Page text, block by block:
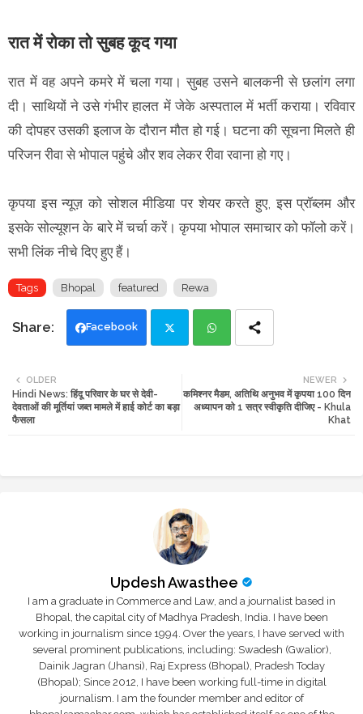
रात में रोका तो सुबह कूद गया
रात में वह अपने कमरे में चला गया। सुबह उसने बालकनी से छलांग लगा
दी। साथियों ने उसे गंभीर हालत में जेके अस्पताल में भर्ती कराया। रविवार
की दोपहर उसकी इलाज के दौरान मौत हो गई। घटना की सूचना मिलते ही
परिजन रीवा से भोपाल पहुंचे और शव लेकर रीवा रवाना हो गए।
कृपया इस न्यूज़ को सोशल मीडिया पर शेयर करते हुए, इस प्रॉब्लम और
इसके सोल्यूशन के बारे में चर्चा करें। कृपया भोपाल समाचार को फॉलो करें।
सभी लिंक नीचे दिए हुए हैं।
Tags Bhopal featured Rewa
Facebook
ats
NEWER
कमिश्नर मैडम, अतिथि अनुभव में कृपया 100 दिन
अध्यापन को 1 सत्र स्वीकृति दीजिए - Khula
Khat
OLDER
Hindi News: हिंदू परिवार के घर से देवी-
देवताओं की मूर्तियां जब्त मामले में हाई कोर्ट का बड़ा
फैसला
Updesh Awasthee
I am a graduate in Commerce and Law, and a journalist based in
Bhopal, the capital city of Madhya Pradesh, India. I have been
working in journalism since 1994. Over the years, I have served with
several prominent publications, including: Swadesh (Gwalior),
Dainik Jagran (Jhansi), Raj Express (Bhopal), Pradesh Today
(Bhopal); Since 2012, I have been working full-time in digital
journalism. I am the founder member and editor of